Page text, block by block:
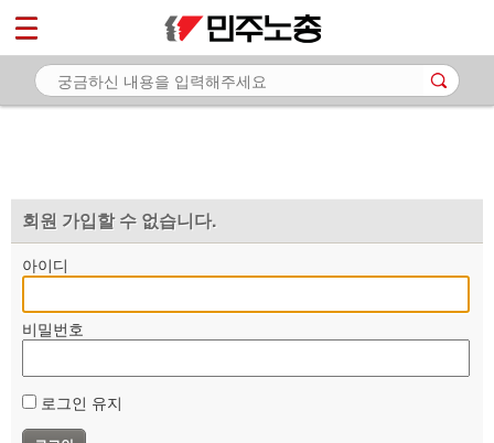
회원 가입할 수 없습니다.
아이디
비밀번호
로그인 유지
마이페이지
소개
자료
부설기관